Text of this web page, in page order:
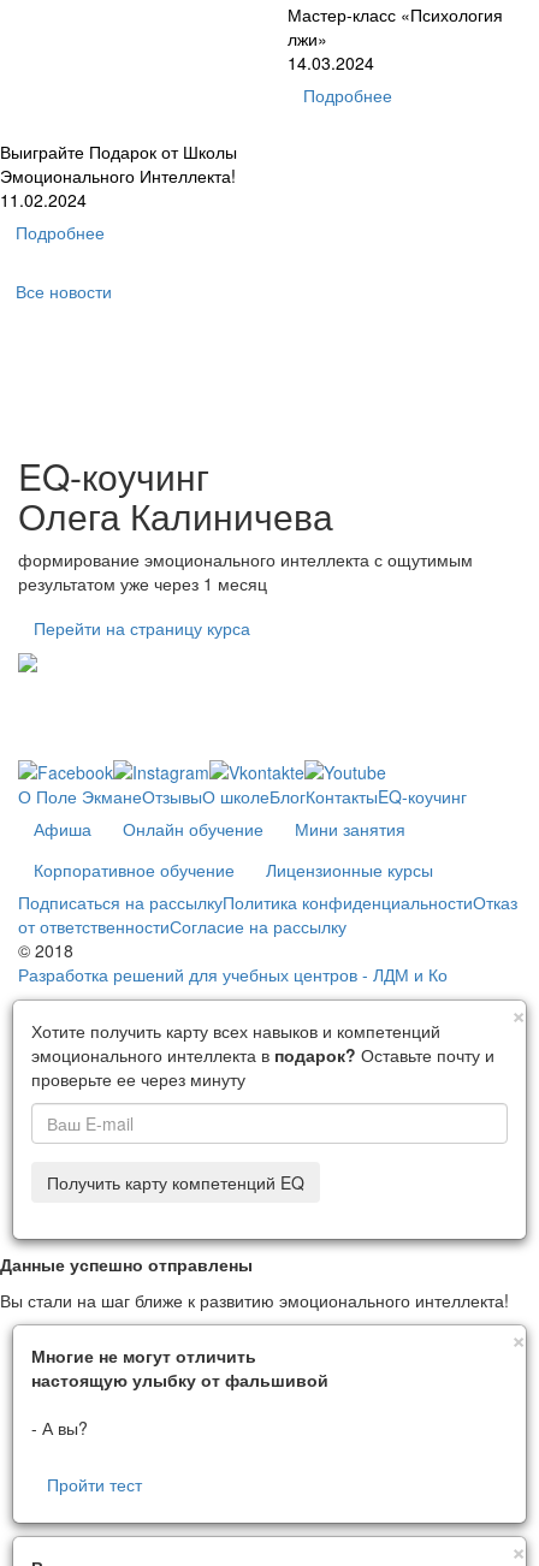
Мастер-класс «Психология
лжи»
14.03.2024
Подробнее
Выиграйте Подарок от Школы
Эмоционального Интеллекта!
11.02.2024
Подробнее
Все новости
EQ-коучинг
Олега Калиничева
формирование эмоционального интеллекта с ощутимым
результатом уже через 1 месяц
Перейти на страницу курса
О Поле ЭкманеОтзывыО школеБлогКонтактыEQ-коучинг
Афиша
Онлайн обучение
Мини занятия
Корпоративное обучение
Лицензионные курсы
Подписаться на рассылкуПолитика конфиденциальностиОтказ
от ответственностиСогласие на рассылку
© 2018
Разработка решений для учебных центров - ЛДМ и Ко
×
Хотите получить карту всех навыков и компетенций
эмоционального интеллекта в подарок? Оставьте почту и
проверьте ее через минуту
Получить карту компетенций EQ
Данные успешно отправлены
Вы стали на шаг ближе к развитию эмоционального интеллекта!
×
Многие не могут отличить
настоящую улыбку от фальшивой
- А вы?
Пройти тест
×